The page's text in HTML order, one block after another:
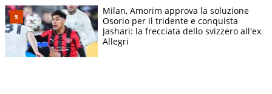
Milan, Amorim approva la soluzione
Osorio per il tridente e conquista
Jashari: la frecciata dello svizzero all'ex
Allegri